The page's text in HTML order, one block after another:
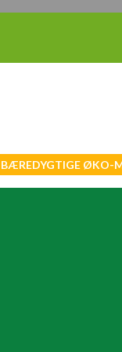
BÆREDYGTIGE ØKO-